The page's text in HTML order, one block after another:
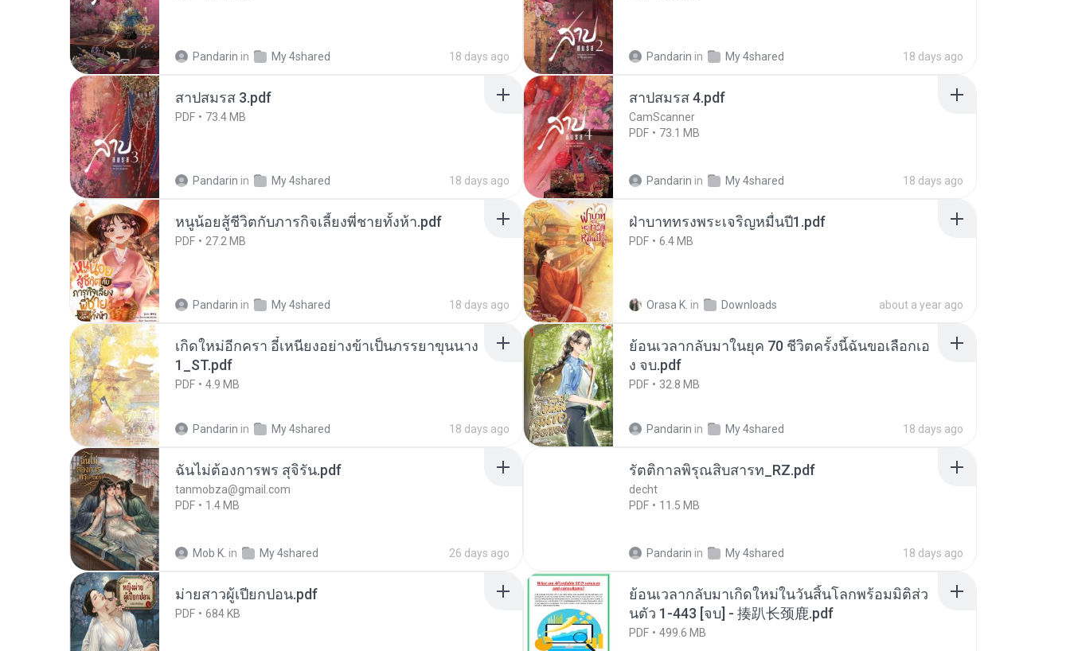
Pandarin in My 4shared 18 days ago Pandarin in My 4shared 18 days ago
สาปสมรส 3.pdf
PDF 73.4 MB
Pandarin in My 4shared 18 days ago
สาปสมรส 4.pdf
CamScanner
PDF
73.1 MB
Pandarin in My 4shared 18 days ago
หนูน้อยสู้ชีวิตกับภารกิจเลี้ยงพี่ชายทั้งห้า.pdf
PDF 27.2 MB
Pandarin in My 4shared 18 days ago
ฝ่าบาททรงพระเจริญหมื่นปี1.pdf
PDF 6.4 MB
Orasa K. in Downloads about a year ago
เกิดใหม่อีกครา อี๋เหนียงอย่างข้าเป็นภรรยาขุนนาง
1_ST.pdf
PDF 4.9 MB
Pandarin in My 4shared 18 days ago
ย้อนเวลากลับมาในยุค 70 ชีวิตครั้งนี้ฉันขอเลือกเอ
ง จบ.pdf
PDF 32.8 MB
Pandarin in My 4shared 18 days ago
ฉันไม่ต้องการพร สุจิรัน.pdf
tanmobza@gmail.com
PDF
1.4 MB
Mob K. in My 4shared 26 days ago
รัตติกาลพิรุณสิบสารท_RZ.pdf
decht
PDF
11.5 MB
Pandarin in My 4shared 18 days ago
ม่ายสาวผู้เปียกปอน.pdf
PDF 684 KB
ย้อนเวลากลับมาเกิดใหม่ในวันสิ้นโลกพร้อมมิติส่ว
นตัว 1-443 [จบ] - 揍趴长颈鹿.pdf
PDF 499.6 MB